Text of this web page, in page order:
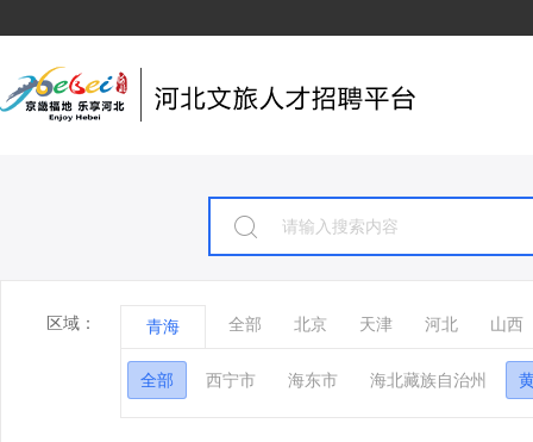
区域： 青海 全部 北京 天津 河北 山西
全部 西宁市 海东市 海北藏族自治州